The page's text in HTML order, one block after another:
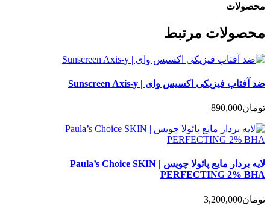
محصولات
محصولات مرتبط
ضد آفتاب فیزیکی اکسیس وای | Sunscreen Axis-y
تومان890,000
لایه بردار مایع پائولا چویس | Paula’s Choice SKIN
PERFECTING 2% BHA
تومان3,200,000